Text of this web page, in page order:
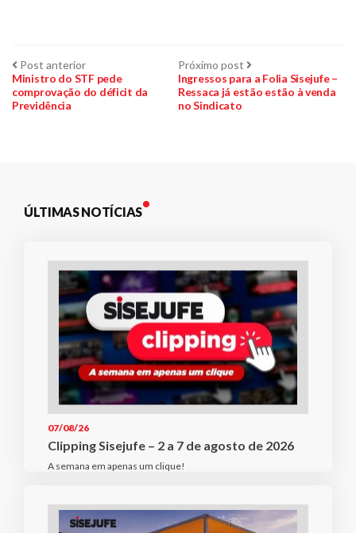
Navegação
de
Post anteriorPost
anterior:
Ministro do STF pede
comprovação do déficit da
Previdência
Próximo post Próximo
post:
Ingressos para a Folia Sisejufe –
Ressaca já estão estão à venda
no Sindicato
ÚLTIMAS NOTÍCIAS
07/08/26
Clipping Sisejufe – 2 a 7 de agosto de 2026
A semana em apenas um clique!